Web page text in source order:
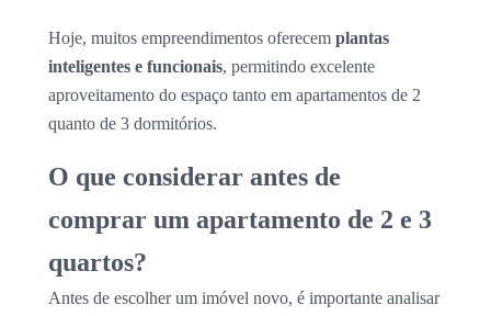
Hoje, muitos empreendimentos oferecem plantas
inteligentes e funcionais, permitindo excelente
aproveitamento do espaço tanto em apartamentos de 2
quanto de 3 dormitórios.
O que considerar antes de
comprar um apartamento de 2 e 3
quartos?
Antes de escolher um imóvel novo, é importante analisar